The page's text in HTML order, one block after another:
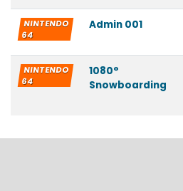
NINTENDO
64
Admin 001
NINTENDO
64
1080°
Snowboarding